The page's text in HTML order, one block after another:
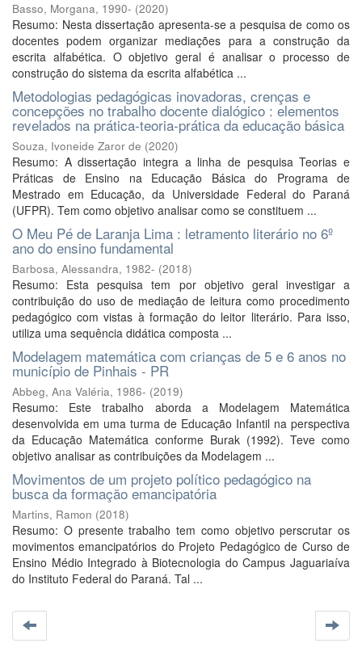
Basso, Morgana, 1990- (2020)
Resumo: Nesta dissertação apresenta-se a pesquisa de como os
docentes podem organizar mediações para a construção da
escrita alfabética. O objetivo geral é analisar o processo de
construção do sistema da escrita alfabética ...
Metodologias pedagógicas inovadoras, crenças e
concepções no trabalho docente dialógico : elementos
revelados na prática-teoria-prática da educação básica
Souza, Ivoneide Zaror de (2020)
Resumo: A dissertação integra a linha de pesquisa Teorias e
Práticas de Ensino na Educação Básica do Programa de
Mestrado em Educação, da Universidade Federal do Paraná
(UFPR). Tem como objetivo analisar como se constituem ...
O Meu Pé de Laranja Lima : letramento literário no 6º
ano do ensino fundamental
Barbosa, Alessandra, 1982- (2018)
Resumo: Esta pesquisa tem por objetivo geral investigar a
contribuição do uso de mediação de leitura como procedimento
pedagógico com vistas à formação do leitor literário. Para isso,
utiliza uma sequência didática composta ...
Modelagem matemática com crianças de 5 e 6 anos no
município de Pinhais - PR
Abbeg, Ana Valéria, 1986- (2019)
Resumo: Este trabalho aborda a Modelagem Matemática
desenvolvida em uma turma de Educação Infantil na perspectiva
da Educação Matemática conforme Burak (1992). Teve como
objetivo analisar as contribuições da Modelagem ...
Movimentos de um projeto político pedagógico na
busca da formação emancipatória
Martins, Ramon (2018)
Resumo: O presente trabalho tem como objetivo perscrutar os
movimentos emancipatórios do Projeto Pedagógico de Curso de
Ensino Médio Integrado à Biotecnologia do Campus Jaguariaíva
do Instituto Federal do Paraná. Tal ...